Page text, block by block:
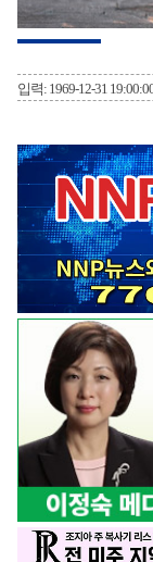
입력: 1969-12-31